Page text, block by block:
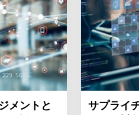
メントと
サプライ